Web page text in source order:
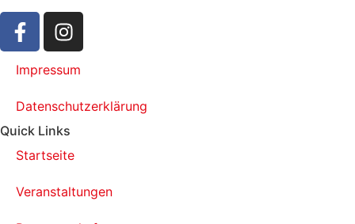
Impressum
Datenschutzerklärung
Quick Links
Startseite
Veranstaltungen